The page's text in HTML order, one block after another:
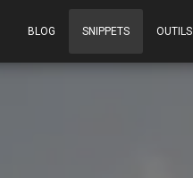
BLOG SNIPPETS OUTILS